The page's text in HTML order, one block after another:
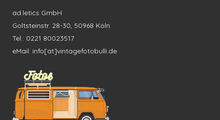
ad.letics GmbH
Goltsteinstr. 28-30, 50968 Köln
Tel.: 0221 80023517
eMail: info[at]vintagefotobulli.de